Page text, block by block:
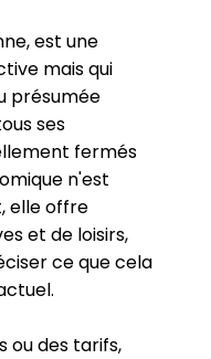
est une
mais qui
présumée
ses
fermés
n'est
elle offre
et de loisirs,
ce que cela
ou des tarifs,